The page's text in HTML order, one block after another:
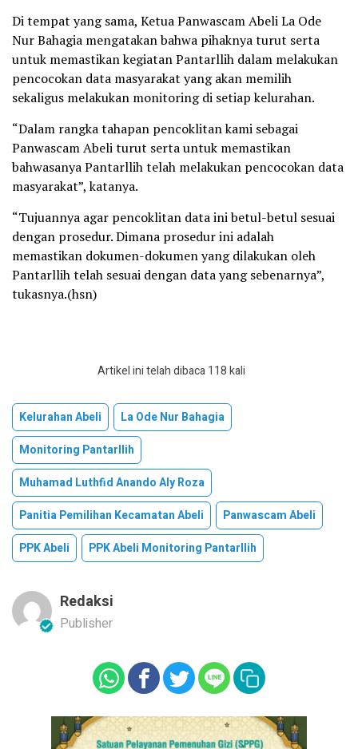
Di tempat yang sama, Ketua Panwascam Abeli La Ode
Nur Bahagia mengatakan bahwa pihaknya turut serta
untuk memastikan kegiatan Pantarllih dalam melakukan
pencocokan data masyarakat yang akan memilih
sekaligus melakukan monitoring di setiap kelurahan.
“Dalam rangka tahapan pencoklitan kami sebagai
Panwascam Abeli turut serta untuk memastikan
bahwasanya Pantarllih telah melakukan pencocokan data
masyarakat”, katanya.
“Tujuannya agar pencoklitan data ini betul-betul sesuai
dengan prosedur. Dimana prosedur ini adalah
memastikan dokumen-dokumen yang dilakukan oleh
Pantarllih telah sesuai dengan data yang sebenarnya”,
tukasnya.(hsn)
Artikel ini telah dibaca 118 kali
Kelurahan Abeli
La Ode Nur Bahagia
Monitoring Pantarllih
Muhamad Luthfid Anando Aly Roza
Panitia Pemilihan Kecamatan Abeli
Panwascam Abeli
PPK Abeli
PPK Abeli Monitoring Pantarllih
Redaksi
Publisher